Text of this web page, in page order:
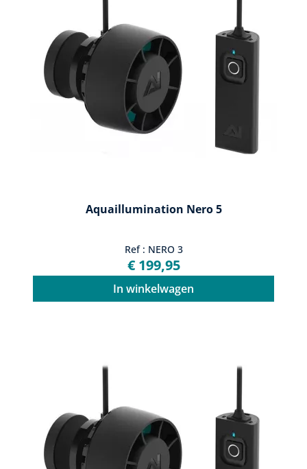
Aquaillumination Nero 5
Ref : NERO 3
€ 199,95
In winkelwagen